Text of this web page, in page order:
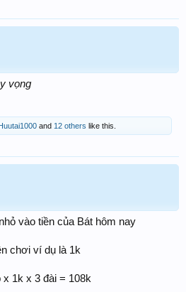
vọng
Huutai1000 and 12 others like this.
vào tiền của Bát hôm nay
chơi ví dụ là 1k
x 1k x 3 đài = 108k